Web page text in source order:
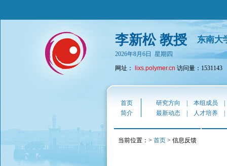
李新松 教授 东南大
2026年8月6日 星期四
网址：
lixs.polymer.cn 访问量：1531143
首页 研究方向 本组成员
简介
最新动态 人才培养
当前位置：> 首页 > 信息反馈